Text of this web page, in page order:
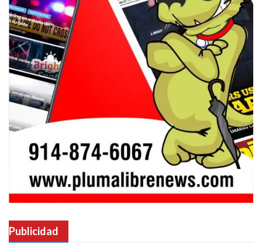
Publicidad